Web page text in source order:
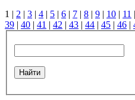
1 | 2 | 3 | 4 | 5 | 6 | 7 | 8 | 9 | 10 | 11 |
39 | 40 | 41 | 42 | 43 | 44 | 45 | 46 |